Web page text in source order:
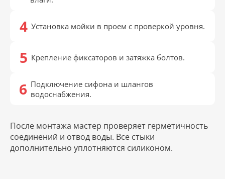
Установка мойки в проем с проверкой уровня.
Крепление фиксаторов и затяжка болтов.
Подключение сифона и шлангов
водоснабжения.
После монтажа мастер проверяет герметичность
соединений и отвод воды. Все стыки
дополнительно уплотняются силиконом.